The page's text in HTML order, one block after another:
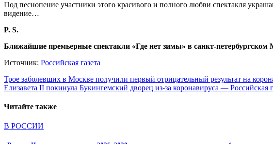
Под песнопение участники этого красивого и полного любви спектакля
видение…
P. S.
Ближайшие премьерные спектакли «Где нет зимы» в санкт-
Источник: Российская газета
Навигация
по
записям
Трое заболевших в Москве получили первый отрицательный результат на
Елизавета II покинула Букингемский дворец из-за коронавируса — Российская
Читайте также
В РОССИИ